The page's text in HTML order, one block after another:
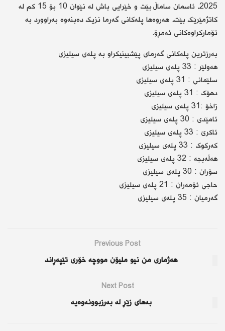
2025، ئاسمان ساماڵ بێت و خێرایی باش لە نێوان 10 بۆ 15 کم لە
کاتژمێرێک بێت، هەروەها پلەکانی گەرما نزیک دەبنەوە بەراوورد بە
تۆمارکراوەکانی ئەمڕۆ.
بەرزترین پلەکانی گەرمای پێشبینیکراو بە پلەی سیلیزی
هەولێر : 33 پلەی سیلیزی
سلێمانی : 31 پلەی سیلیزی
دهۆک : 31 پلەی سیلیزی
زاخۆ :31 پلەی سیلیزی
ئامێدی : 30 پلەی سیلیزی
ئاکرێ : 33 پلەی سیلیزی
کەرکوک : 33 پلەی سیلیزی
هەڵەبجە : 32 پلەی سیلیزی
سۆران : 30 پلەی سیلیزی
حاجی ئۆمەران : 21 پلەی سیلیزی
گەرمیان : 35 پلەی سیلیزی
Previous Post
هەژماری من نیو ملیۆن مووچە خۆری تێپەڕاند
Next Post
بەهای زێڕ لە بەرزبوونەوەیە